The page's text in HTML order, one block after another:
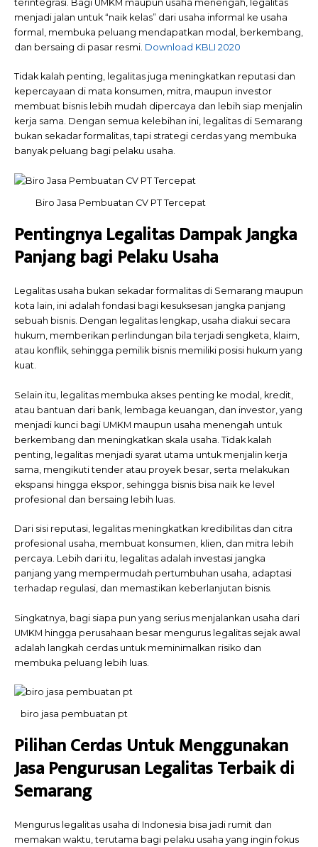
terintegrasi. Bagi UMKM maupun usaha menengah, legalitas
menjadi jalan untuk “naik kelas” dari usaha informal ke usaha
formal, membuka peluang mendapatkan modal, berkembang,
dan bersaing di pasar resmi. Download KBLI 2020
Tidak kalah penting, legalitas juga meningkatkan reputasi dan
kepercayaan di mata konsumen, mitra, maupun investor
membuat bisnis lebih mudah dipercaya dan lebih siap menjalin
kerja sama. Dengan semua kelebihan ini, legalitas di Semarang
bukan sekadar formalitas, tapi strategi cerdas yang membuka
banyak peluang bagi pelaku usaha.
Biro Jasa Pembuatan CV PT Tercepat
Pentingnya Legalitas Dampak Jangka
Panjang bagi Pelaku Usaha
Legalitas usaha bukan sekadar formalitas di Semarang maupun
kota lain, ini adalah fondasi bagi kesuksesan jangka panjang
sebuah bisnis. Dengan legalitas lengkap, usaha diakui secara
hukum, memberikan perlindungan bila terjadi sengketa, klaim,
atau konflik, sehingga pemilik bisnis memiliki posisi hukum yang
kuat.
Selain itu, legalitas membuka akses penting ke modal, kredit,
atau bantuan dari bank, lembaga keuangan, dan investor, yang
menjadi kunci bagi UMKM maupun usaha menengah untuk
berkembang dan meningkatkan skala usaha. Tidak kalah
penting, legalitas menjadi syarat utama untuk menjalin kerja
sama, mengikuti tender atau proyek besar, serta melakukan
ekspansi hingga ekspor, sehingga bisnis bisa naik ke level
profesional dan bersaing lebih luas.
Dari sisi reputasi, legalitas meningkatkan kredibilitas dan citra
profesional usaha, membuat konsumen, klien, dan mitra lebih
percaya. Lebih dari itu, legalitas adalah investasi jangka
panjang yang mempermudah pertumbuhan usaha, adaptasi
terhadap regulasi, dan memastikan keberlanjutan bisnis.
Singkatnya, bagi siapa pun yang serius menjalankan usaha dari
UMKM hingga perusahaan besar mengurus legalitas sejak awal
adalah langkah cerdas untuk meminimalkan risiko dan
membuka peluang lebih luas.
biro jasa pembuatan pt
Pilihan Cerdas Untuk Menggunakan
Jasa Pengurusan Legalitas Terbaik di
Semarang
Mengurus legalitas usaha di Indonesia bisa jadi rumit dan
memakan waktu, terutama bagi pelaku usaha yang ingin fokus